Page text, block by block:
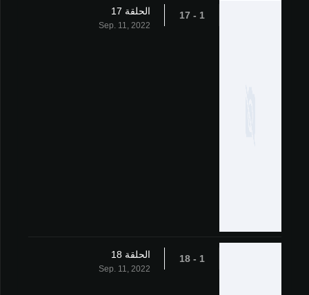
1 - 17 الحلقة 17
Sep. 11, 2022
1 - 18 الحلقة 18
Sep. 11, 2022